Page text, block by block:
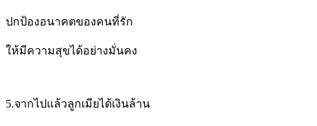
ปกป้องอนาคตของคนที่รัก
ให้มีความสุขได้อย่างมั่นคง
5.จากไปแล้วลูกเมียได้เงินล้าน